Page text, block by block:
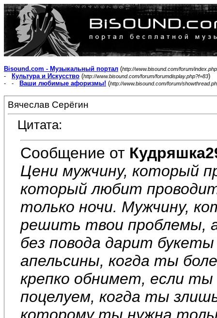
Bisound.com - Музыкальный портал (http://www.bisound.com/forum/index.php
- Культура и Искусство (http://www.bisound.com/forum/forumdisplay.php?f=83)
- -
Ваши любимые афоризмы! (http://www.bisound.com/forum/
Вячеслав Серёгин
Цитата:
Сообщение от
Цени мужчину, который
который любит
только ночи. Мужчину,
решить твои проблемы,
без повода дарит
апельсины, когда ты
крепко обнимет, если
поцелуем, когда ты
которому ты нужна